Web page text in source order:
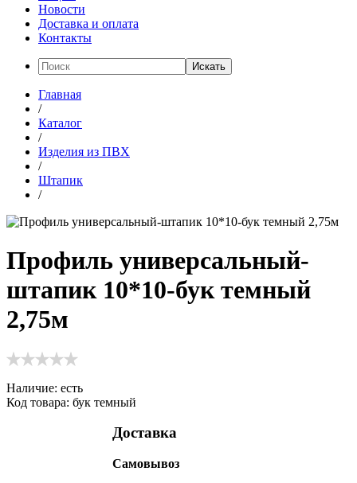
Новости
Доставка и оплата
Контакты
Искать
Главная
/
Каталог
/
Изделия из ПВХ
/
Штапик
/
Профиль универсальный-
штапик 10*10-бук темный
2,75м
Наличие: есть
Код товара: бук темный
Доставка
Самовывоз